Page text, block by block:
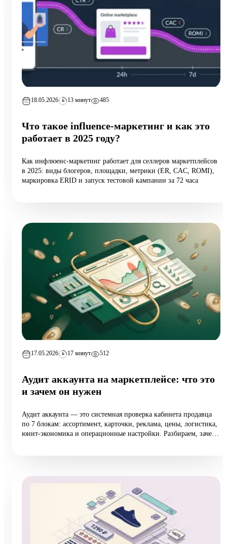
18.05.2026 13 минут 485
Что такое influence-маркетинг и как это
работает в 2025 году?
Как инфлюенс-маркетинг работает для селлеров маркетплейсов
в 2025: виды блогеров, площадки, метрики (ER, CAC, ROMI),
маркировка ERID и запуск тестовой кампании за 72 часа
17.05.2026 17 минут 512
Аудит аккаунта на маркетплейсе: что это
и зачем он нужен
Аудит аккаунта — это системная проверка кабинета продавца
по 7 блокам: ассортимент, карточки, реклама, цены, логистика,
юнит-экономика и операционные настройки. Разбираем, зачем
оборота на 12%.